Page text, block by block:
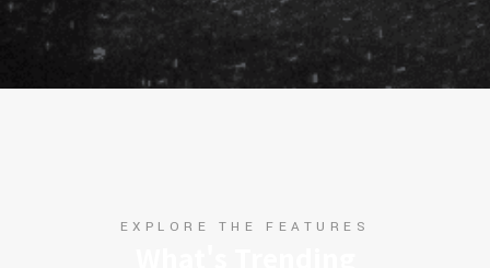
EXPLORE THE FEATURES